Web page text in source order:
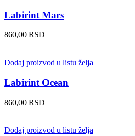
Labirint Mars
860,00 RSD
Dodaj proizvod u listu želja
Labirint Ocean
860,00 RSD
Dodaj proizvod u listu želja